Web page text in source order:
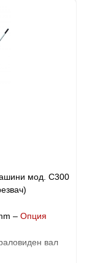
мод. C300
– Опция
вал